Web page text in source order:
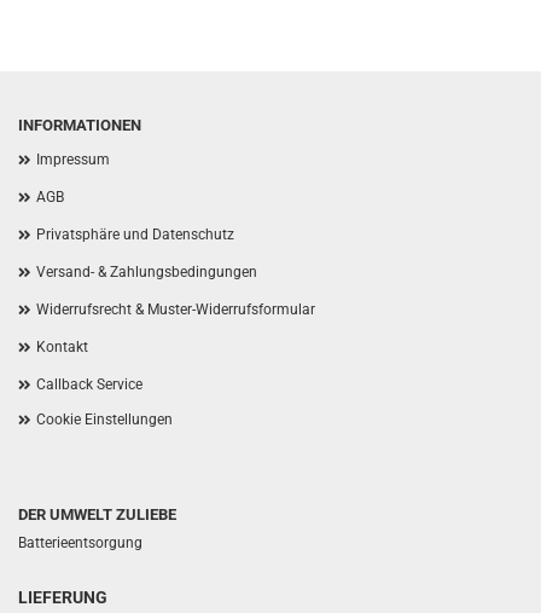
INFORMATIONEN
Impressum
AGB
Privatsphäre und Datenschutz
Versand- & Zahlungsbedingungen
Widerrufsrecht & Muster-Widerrufsformular
Kontakt
Callback Service
Cookie Einstellungen
DER UMWELT ZULIEBE
Batterieentsorgung
LIEFERUNG